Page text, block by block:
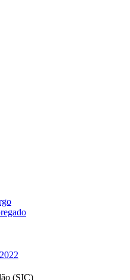
(SIC)